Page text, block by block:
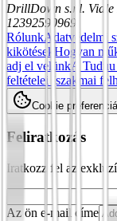
DrillDown s.r.l.
12392590969
RólunkAdatvédelmi
kikötések Hogyan
adj el velünkA Tuduu
feltételei (szakmai
Cookie
Feliratkozás
Iratkozz fel az
Az ön e-mail címe